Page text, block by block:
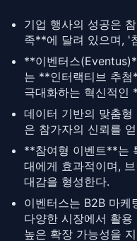
기업 행사의 성공은
족**에 달려 있으며, '
**이벤터스
는 **인터랙티브 추
극대화하는 혁신적인
데이터 기반의 맞춤
은 참가자의 신뢰를
**참여형 이벤트**는
대에게 효과적이며,
대감을 형성한다.
이벤터스는 B2B 마케
다양한 시장에서 활
높은 확장 가능성을